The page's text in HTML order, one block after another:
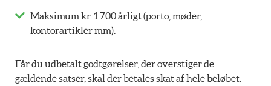
Maksimum kr. 1.700 årligt (porto, møder,
kontorartikler mm).
Får du udbetalt godtgørelser, der overstiger de
gældende satser, skal der betales skat af hele beløbet.